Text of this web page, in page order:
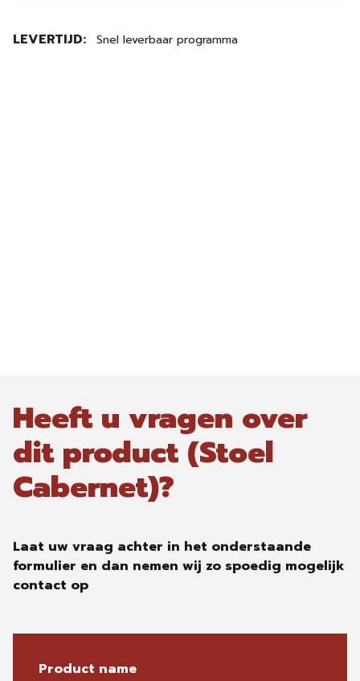
LEVERTIJD: Snel leverbaar programma
Heeft u vragen over
dit product (Stoel
Cabernet)?
Laat uw vraag achter in het onderstaande
formulier en dan nemen wij zo spoedig mogelijk
contact op
Product name